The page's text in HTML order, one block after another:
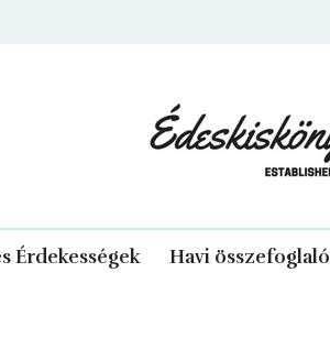
Érdekességek Havi összefoglaló